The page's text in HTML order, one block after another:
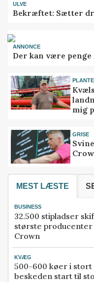
ULVE
Bekræftet: Sætter
ANNONCE
Der kan være
mig
GRISE
MEST LÆSTE
BUSINESS
32.500 stipladser
største producenter
Crown
KVÆG
500-600 køer i
beskeden start til